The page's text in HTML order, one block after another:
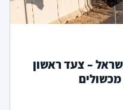
– צעד ראשון